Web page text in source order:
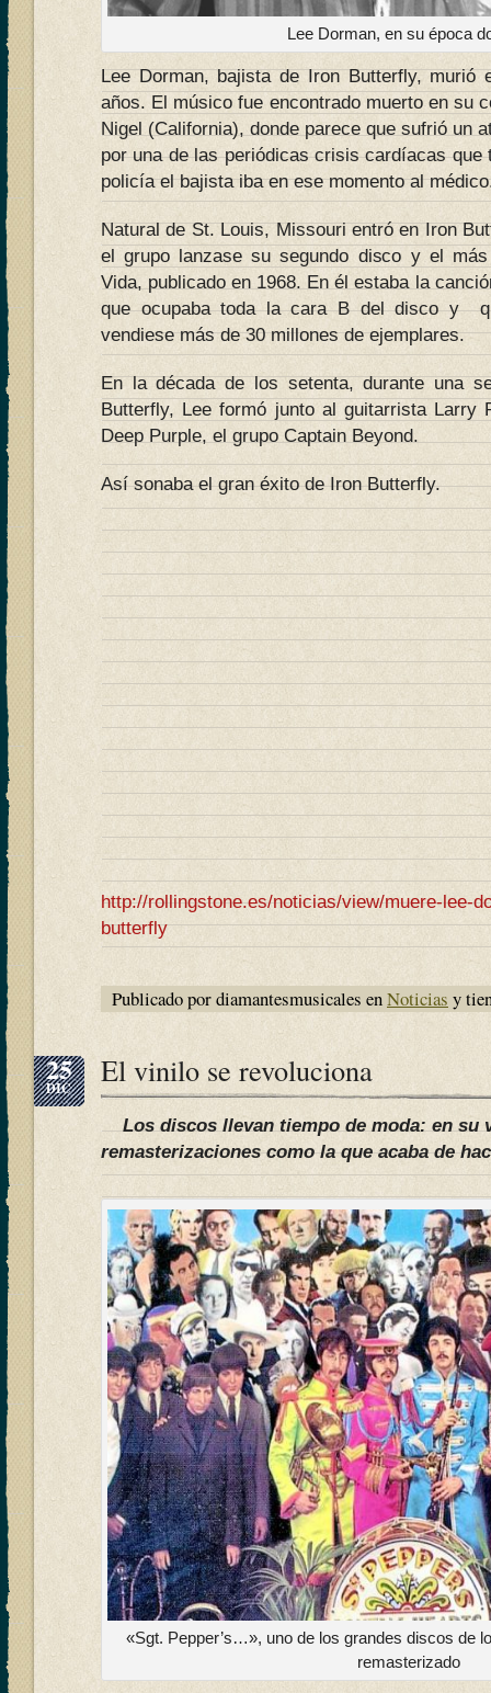
Lee Dorman, en su época
Lee Dorman, bajista de Iron Butterfly, murió
años. El músico fue encontrado muerto en su
Nigel (California), donde parece que sufrió un
por una de las periódicas crisis cardíacas que
policía el bajista iba en ese momento al
Natural de St. Louis, Missouri entró en Iron
el grupo lanzase su segundo disco y el más
Vida, publicado en 1968. En él estaba la
que ocupaba toda la cara B del disco y
vendiese más de 30 millones de ejemplares.
En la década de los setenta, durante una
Butterfly, Lee formó junto al guitarrista Larry
Deep Purple, el grupo Captain Beyond.
Así sonaba el gran éxito de Iron Butterfly.
http://rollingstone.es/noticias/view/muere-lee-
butterfly
Publicado por diamantesmusicales enNoticias y
25
DIC El vinilo se revoluciona
Los discos llevan tiempo de moda: en su
remasterizaciones como la que acaba de
«Sgt. Pepper’s…», uno de los grandes discos de
remasterizado